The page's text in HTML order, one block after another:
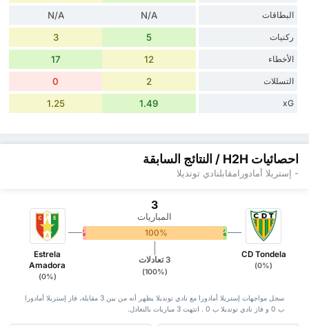
البطاقات N/A
N/A
ركنيات 5
3
الأخطاء 12
17
التسللات 2
0
xG
1.49
1.25
احصائيات H2H / النتائج السابقة
- إستريلا أمادورامقابلنادي تونديلا
Estrela
Amadora
(0%)
3
المباريات
0%
100%
0%
3 تعادلات
(100%)
CD Tondela
(0%)
سجل مواجهات إستريلا أمادورا مع نادي تونديلا يظهر أنه من بين 3 ‏مقابلة، فاز إستريلا أمادورا
ب 0 و فاز نادي تونديلا ب 0 . انتهت 3 مباريات بالتعادل.